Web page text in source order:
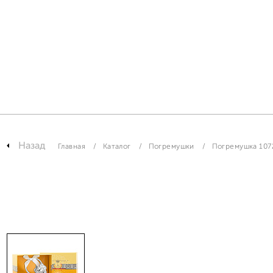
Назад Главная Каталог Погремушки Погремушка